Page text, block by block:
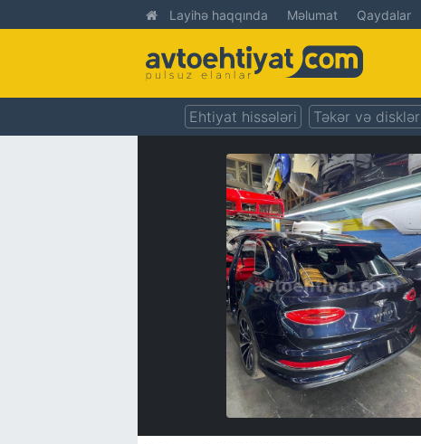
Layihə haqqında Məlumat Qaydalar
Ehtiyat hissələri Təkər və disklər